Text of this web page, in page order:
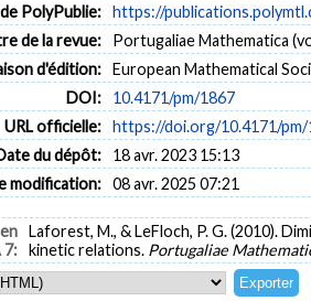
PolyPublie: https://
de la revue:
Portugaliae Mathematica
d'édition: European Mathematical
DOI:
10.4171/pm/1867
URL officielle: https://doi.org/10.4171/pm/
du dépôt:
18 avr. 2023 15:13
modification: 08 avr. 2025 07:21
7:
Laforest, M., & LeFloch, P. G. (2010).
kinetic relations. Portugaliae